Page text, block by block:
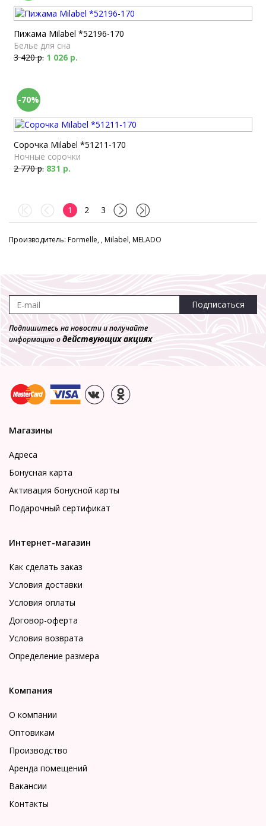
Пижама Milabel *52196-170
Белье для сна
3 420 р. 1 026 р.
-70%
Сорочка Milabel *51211-170
Ночные сорочки
2 770 р. 831 р.
1 2 3
Производитель: Formelle, , Milabel, MELADO
Подписаться
Подпишитесь на новости и получайте
информацию одействующих акциях
Магазины
Адреса
Бонусная карта
Активация бонусной карты
Подарочный сертификат
Интернет-магазин
Как сделать заказ
Условия доставки
Условия оплаты
Договор-оферта
Условия возврата
Определение размера
Компания
О компании
Оптовикам
Производство
Аренда помещений
Вакансии
Контакты